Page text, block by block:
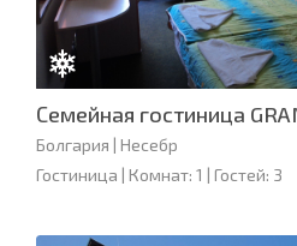
Семейная гостиница
Болгария | Несебр
Гостиница | Комнат: 1 | Гостей: 3